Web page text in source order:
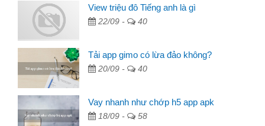
View triệu đô Tiếng anh là gì
22/09 - 40
Tải app gimo có lừa đảo không?
20/09 - 40
Vay nhanh như chớp h5 app apk
18/09 - 58